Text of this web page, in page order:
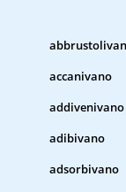
accanivano
addivenivano
adibivano
adsorbivano